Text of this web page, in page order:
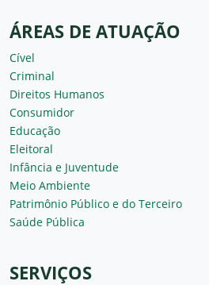
ÁREAS DE ATUAÇÃO
Cível
Criminal
Direitos Humanos
Consumidor
Educação
Eleitoral
Infância e Juventude
Meio Ambiente
Patrimônio Público e do Terceiro
Saúde Pública
SERVIÇOS